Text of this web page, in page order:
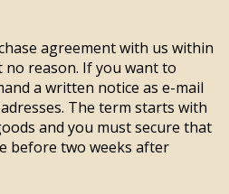
agreement with us within
no reason. If you want to
a written notice as e-mail
The term starts with
and you must secure that
before two weeks after